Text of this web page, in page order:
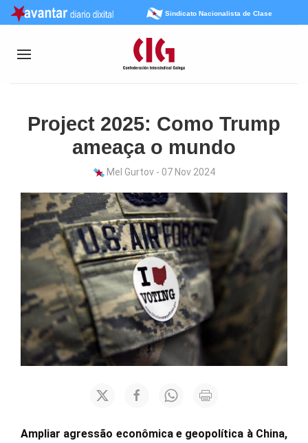
Sindicato Nacionalista de Clase
Project 2025: Como Trump
ameaça o mundo
Mel Gurtov - 07 Nov 2024
Ampliar agressão econômica e geopolítica à China,